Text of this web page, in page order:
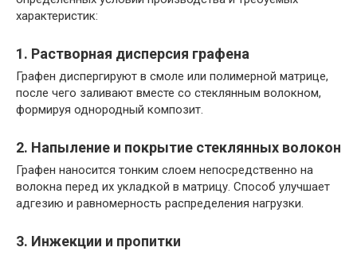
характеристик:
1. Растворная дисперсия графена
Графен диспергируют в смоле или полимерной матрице,
после чего заливают вместе со стеклянным волокном,
формируя однородный композит.
2. Напыление и покрытие стеклянных волокон
Графен наносится тонким слоем непосредственно на
волокна перед их укладкой в матрицу. Способ улучшает
адгезию и равномерность распределения нагрузки.
3. Инжекции и пропитки